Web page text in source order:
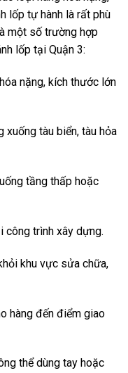
lốp tự hành là rất phù
một số trường hợp
lốp tại Quận 3:
nặng, kích thước lớn
xuống tàu biển, tàu hỏa
tầng thấp hoặc
trình xây dựng.
khu vực sửa chữa,
hàng đến điểm giao
thể dùng tay hoặc